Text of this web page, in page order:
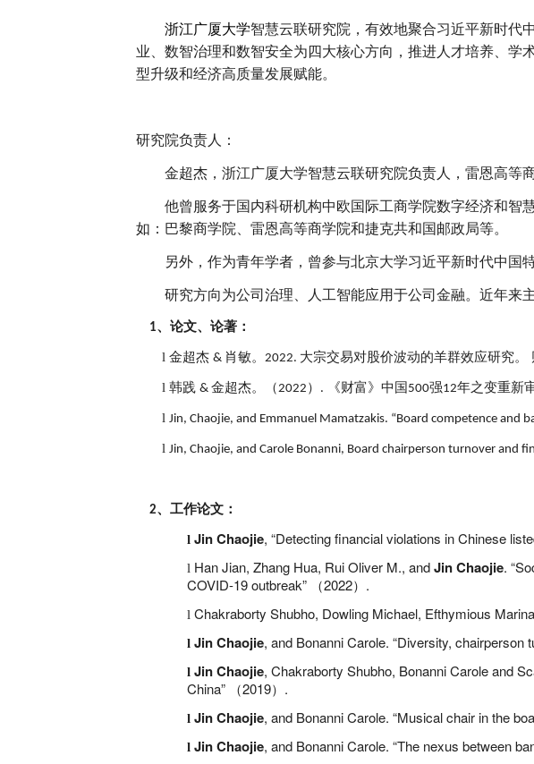
浙江广厦大学智慧云联研究院，有效地聚合习近平新时代
业、数智治理和数智安全为四大核心方向，推进人才培养、
型升级和经济高质量发展赋能。
研究院负责人：
金超杰，浙江广厦大学智慧云联研究院负责人，雷恩高等
他曾服务于国内科研机构中欧国际工商学院数字经济和智
如：巴黎商学院、雷恩高等商学院和捷克共和国邮政局等。
另外，作为青年学者，曾参与北京大学习近平新时代中国
研究方向为公司治理、人工智能应用于公司金融。近年来
1、论文、论著：
l 金超杰 & 肖敏。 2022. 大宗交易对股价波动的羊群效应研究。
l 韩践 & 金超杰。 （2022 ） . 《财富》中国 500强12年之变重新
l Jin, Chaojie, and Emmanuel Mamatzakis. “Board competence and
l Jin, Chaojie, and Carole Bonanni, Board chairperson turnover and
2、工作论文：
l Jin Chaojie, “Detecting financial violations in Chinese
l Han Jian, Zhang Hua, Rui Oliver M., andJin Chaojie.
COVID-19 outbreak”
（2022） .
l Chakraborty Shubho, Dowling Michael, Efthymious
l Jin Chaojie, and Bonanni Carole. “Diversity, chairperson
l Jin Chaojie, Chakraborty Shubho, Bonanni Carole and
China”
（2019） .
l Jin Chaojie, and Bonanni Carole. “Musical chair in the
l Jin Chaojie, and Bonanni Carole. “The nexus between